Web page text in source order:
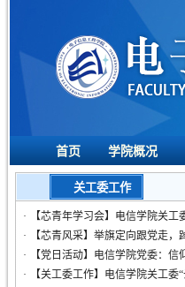
首页 学院概况
关工委工作
·
【芯青年学习会】电信学院关
·
【芯青风采】举旗定向跟党走
·
【党日活动】电信学院党委：
·
【关工委工作】电信学院关工委